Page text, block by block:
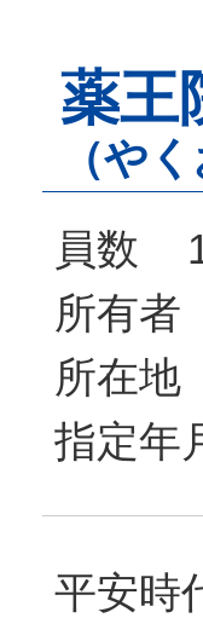
薬王
（や
員数
所有
所在
指定年
平安時